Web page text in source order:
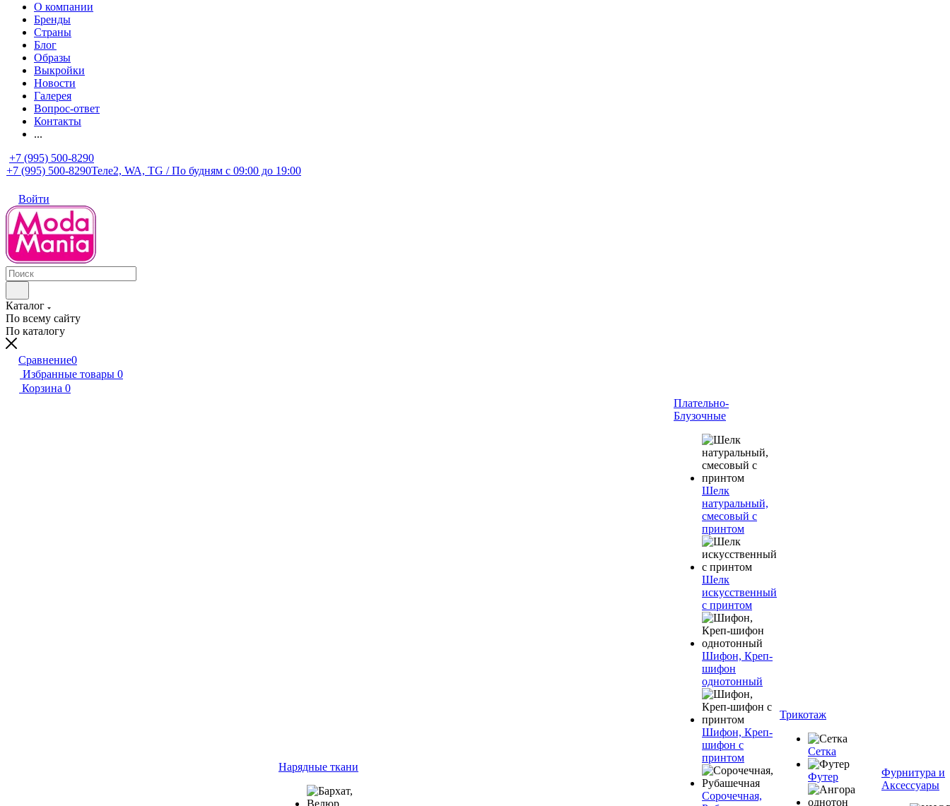
О компании
Бренды
Страны
Блог
Образы
Выкройки
Новости
Галерея
Вопрос-ответ
Контакты
...
+7 (995) 500-8290
+7 (995) 500-8290Теле2, WA, TG / По будням c 09:00 до 19:00
Войти
Каталог
По всему сайту
По каталогу
Сравнение0
Избранные товары 0
Корзина 0
Нарядные ткани
Плательно-
Блузочные
Шелк
натуральный,
смесовый с
принтом
Шелк
искусственный
с принтом
Шифон, Креп-
шифон
однотонный
Шифон, Креп-
шифон с
принтом
Сорочечная,
Трикотаж
Сетка
Футер
Фурнитура и
Аксессуары